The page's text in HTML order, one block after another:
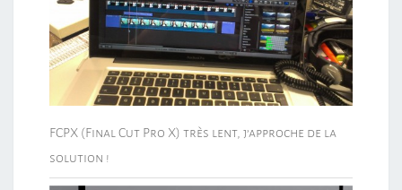
FCPX (Final Cut Pro X) très lent, j’approche de la
solution !